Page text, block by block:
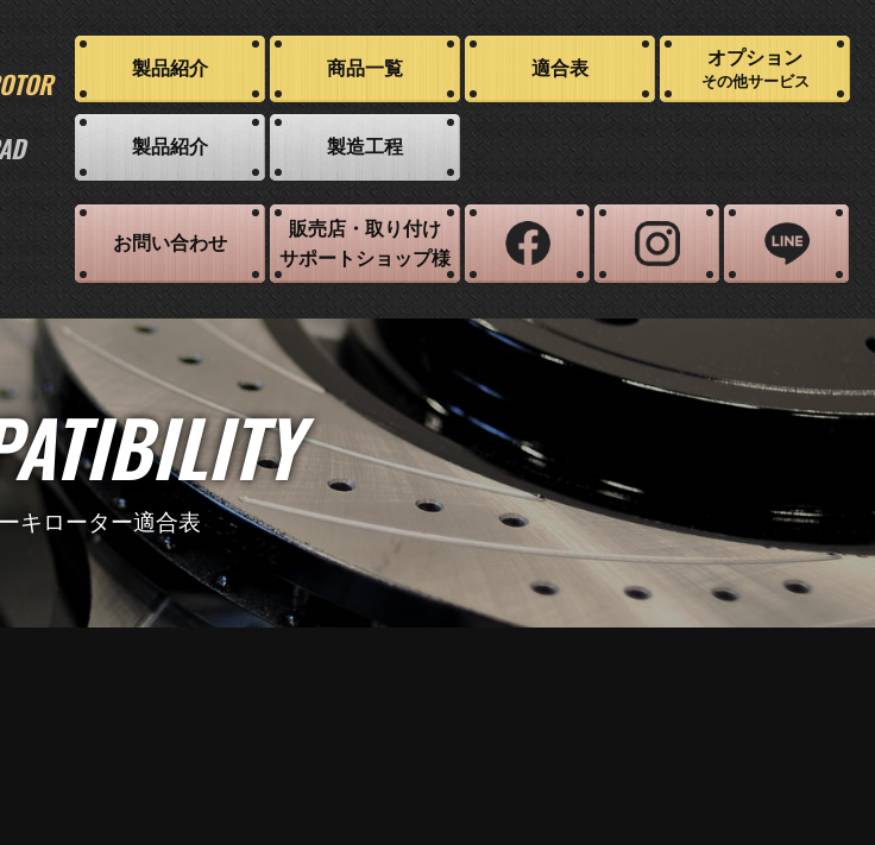
製品紹介 商品一覧 適合表
オプション
その他サービス
製品紹介 製造工程
お問い合わせ
販売店・取り付け
サポートショップ様
キローター適合表